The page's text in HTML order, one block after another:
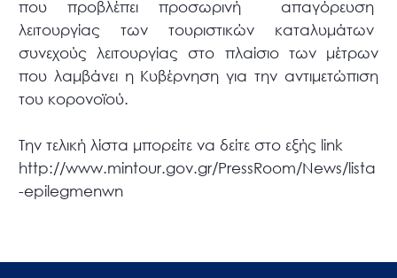
που προβλέπει προσωρινή απαγόρευση
λειτουργίας των τουριστικών καταλυμάτων
συνεχούς λειτουργίας στο πλαίσιο των μέτρων
που λαμβάνει η Κυβέρνηση για την αντιμετώπιση
του κορονοϊού.
Την τελική λίστα μπορείτε να δείτε στο εξής link
http://www.mintour.gov.gr/PressRoom/News/lista
-epilegmenwn